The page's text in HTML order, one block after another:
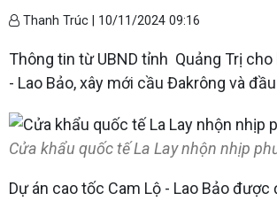
Thanh Trúc | 10/11/2024 09:16
Thông tin từ UBND tỉnh Quảng Trị
- Lao Bảo, xây mới cầu Đakrông và
Cửa khẩu quốc tế La Lay nhộn nhịp
Dự án cao tốc Cam Lộ - Lao Bảo